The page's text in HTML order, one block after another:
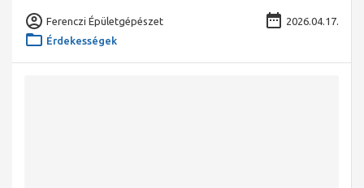
Ferenczi Épületgépészet
2026.04.17.
Érdekességek